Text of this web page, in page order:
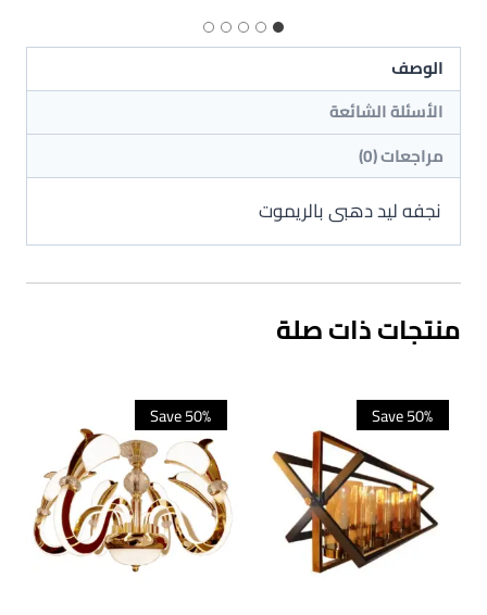
الوصف
الأسئلة الشائعة
مراجعات (0)
نجفه ليد دهبى بالريموت
منتجات ذات صلة
Save 50%
Save 50%